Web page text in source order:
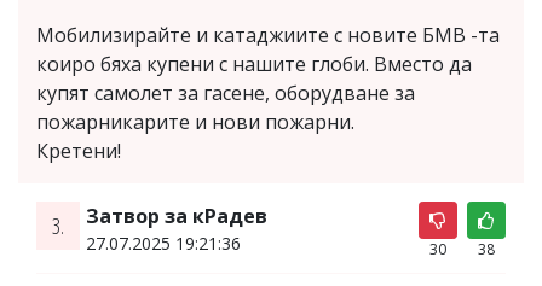
Мобилизирайте и катаджиите с новите БМВ -та
коиро бяха купени с нашите глоби. Вместо да
купят самолет за гасене, оборудване за
пожарникарите и нови пожарни.
Кретени!
3. Затвор за кРадев
27.07.2025 19:21:36 30 38